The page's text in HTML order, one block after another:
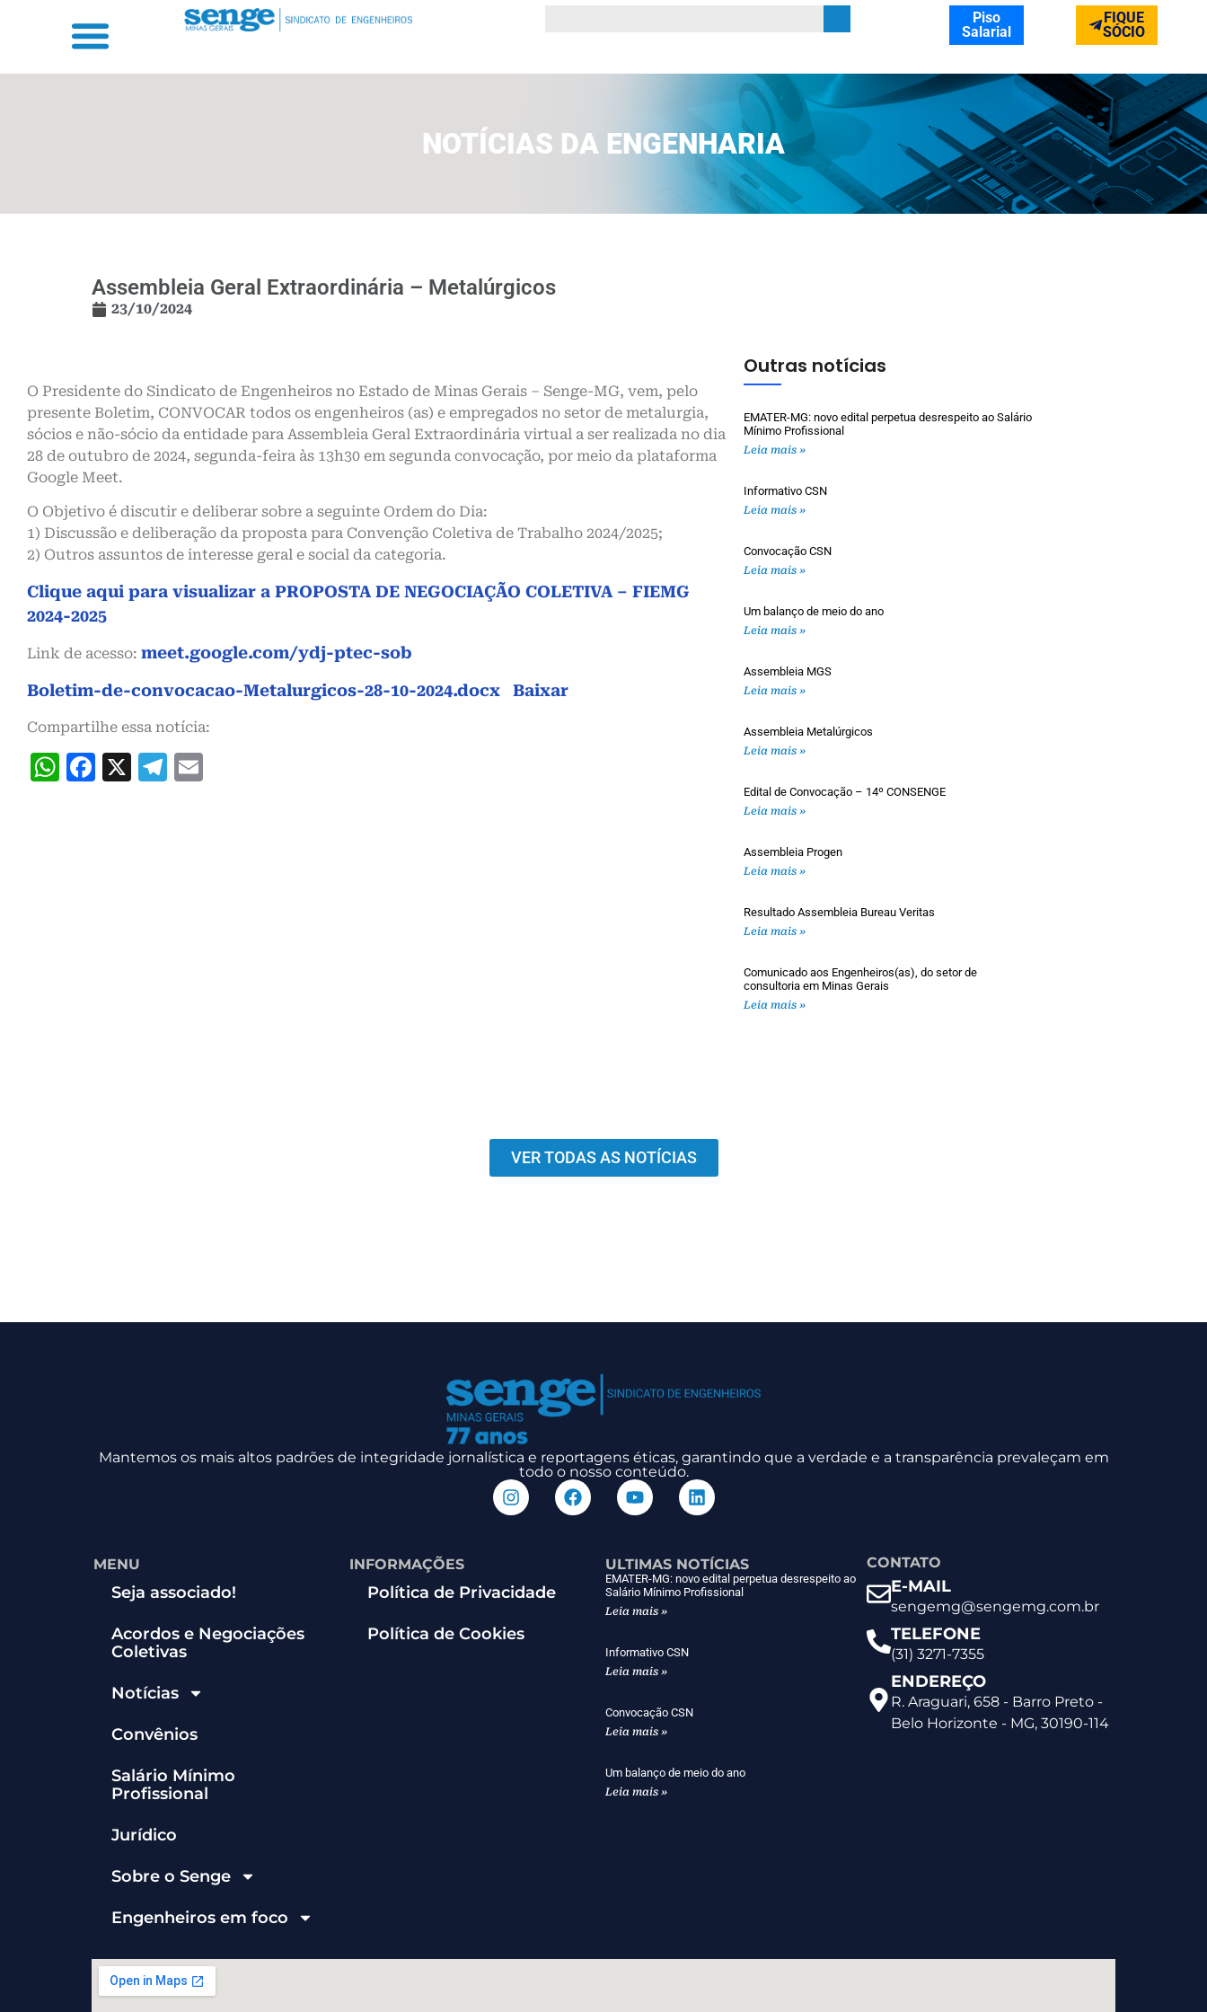
Piso
Salarial
FIQUE
SÓCIO
NOTÍCIAS DA ENGENHARIA
Assembleia Geral Extraordinária – Metalúrgicos
23/10/2024
O Presidente do Sindicato de Engenheiros no Estado de Minas Gerais – Senge-MG, vem, pelo
presente Boletim, CONVOCAR todos os engenheiros (as) e empregados no setor de metalurgia,
sócios e não-sócio da entidade para Assembleia Geral Extraordinária virtual a ser realizada no dia
28 de outubro de 2024, segunda-feira às 13h30 em segunda convocação, por meio da plataforma
Google Meet.
O Objetivo é discutir e deliberar sobre a seguinte Ordem do Dia:
1) Discussão e deliberação da proposta para Convenção Coletiva de Trabalho 2024/2025;
2) Outros assuntos de interesse geral e social da categoria.
Clique aqui para visualizar a PROPOSTA DE NEGOCIAÇÃO COLETIVA – FIEMG
2024-2025
Link de acesso: meet.google.com/ydj-ptec-sob
Boletim-de-convocacao-Metalurgicos-28-10-2024.docx
Baixar
Compartilhe essa notícia:
WhatsApp
Facebook
X Telegram
Outras notícias
EMATER-MG: novo edital perpetua desrespeito ao Salário
Mínimo Profissional
Leia mais »
Informativo CSN
Leia mais »
Convocação CSN
Leia mais »
Um balanço de meio do ano
Leia mais »
Assembleia MGS
Leia mais »
Assembleia Metalúrgicos
Leia mais »
Edital de Convocação – 14º CONSENGE
Leia mais »
Assembleia Progen
Leia mais »
Resultado Assembleia Bureau Veritas
Leia mais »
Comunicado aos Engenheiros(as), do setor de
consultoria em Minas Gerais
Leia mais »
VER TODAS AS NOTÍCIAS
Mantemos os mais altos padrões de integridade jornalística e reportagens éticas, garantindo que a verdade e a transparência prevaleçam em
todo o nosso conteúdo.
MENU
Seja associado!
Acordos e Negociações
Coletivas
Notícias
Convênios
Salário Mínimo
Profissional
Jurídico
Sobre o Senge
Engenheiros em foco
INFORMAÇÕES
Política de Privacidade
Política de Cookies
ULTIMAS NOTÍCIAS
EMATER-MG: novo edital perpetua desrespeito ao
Salário Mínimo Profissional
Leia mais »
Informativo CSN
Leia mais »
Convocação CSN
Leia mais »
Um balanço de meio do ano
Leia mais »
CONTATO
E-MAIL
sengemg@sengemg.com.br
TELEFONE
(31) 3271-7355
ENDEREÇO
R. Araguari, 658 - Barro Preto -
Belo Horizonte - MG, 30190-114